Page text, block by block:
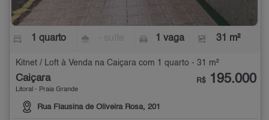
1 quarto 1 vaga 31 m²
Kitnet / Loft à Venda na Caiçara com 1 quarto - 31 m²
Caiçara
Litoral - Praia Grande
Rua Flausina de Oliveira Rosa, 201
R$ 195.000